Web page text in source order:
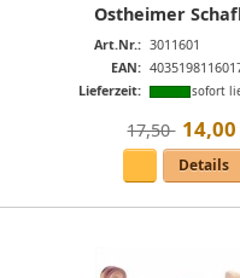
Ostheimer
Art.Nr.: 3011601
EAN:
Lieferzeit:
sofort
17,50  14,00
Details